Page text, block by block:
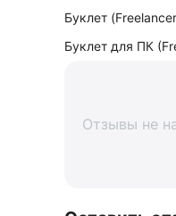
Буклет
Буклет для ПК
Отзывы не